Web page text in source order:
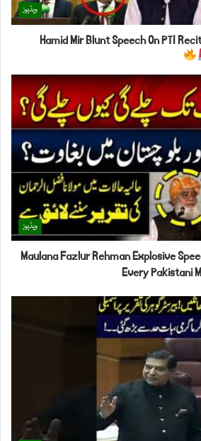
ویڈیوز
Hamid Mir Blunt Speech On PTI
ویڈیوز
Maulana Fazlur Rehman Explosive
Every Pakistani